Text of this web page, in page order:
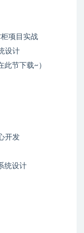
项目实战
设计
节下载~）
开发
统设计